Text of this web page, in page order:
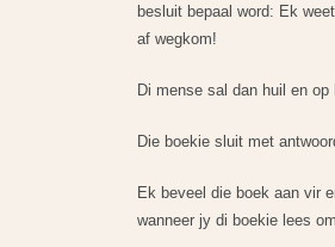
besluit bepaal word: Ek
af wegkom!
Di mense sal dan huil en
Die boekie sluit met
Ek beveel die boek aan vir
wanneer jy di boekie lees